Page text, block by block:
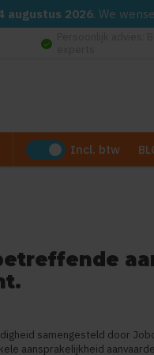
augustus 2026. We
check_circle
Incl. btw
samengesteld door
aansprakelijkheid